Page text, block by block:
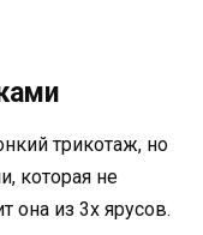
трикотаж, но
которая не
она из 3х ярусов.